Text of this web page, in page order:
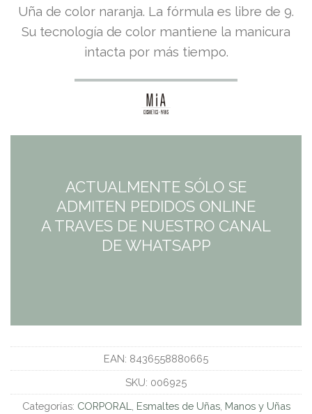
Uña de color naranja. La fórmula es libre de 9.
Su tecnología de color mantiene la manicura
intacta por más tiempo.
ACTUALMENTE SÓLO SE
ADMITEN PEDIDOS ONLINE
A TRAVES DE NUESTRO CANAL
DE WHATSAPP
EAN: 8436558880665
SKU: 006925
Categorías: CORPORAL Esmaltes de Uñas, Manos y Uñas